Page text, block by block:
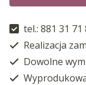
tel.: 881 31
Realizacja
Dowolne